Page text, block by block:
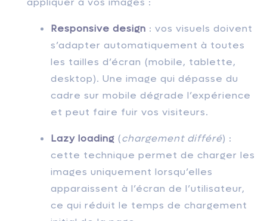
Responsive design : vos visuels doivent
s’adapter automatiquement à toutes
les tailles d’écran (mobile, tablette,
desktop). Une image qui dépasse du
cadre sur mobile dégrade l’expérience
et peut faire fuir vos visiteurs.
Lazy loading (chargement différé) :
cette technique permet de charger les
images uniquement lorsqu’elles
apparaissent à l’écran de l’utilisateur,
ce qui réduit le temps de chargement